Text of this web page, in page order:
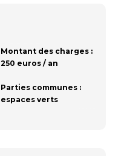
Montant des charges :
250 euros / an
Parties communes :
espaces verts